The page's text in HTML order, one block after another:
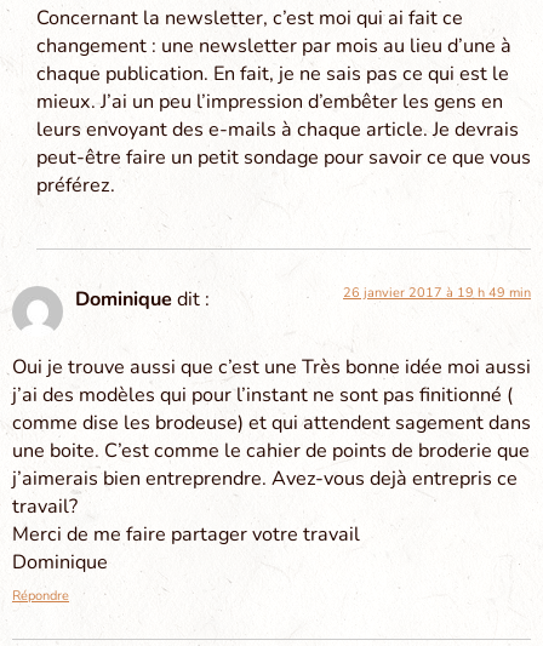
Concernant la newsletter, c’est moi qui ai fait ce
changement : une newsletter par mois au lieu d’une à
chaque publication. En fait, je ne sais pas ce qui est le
mieux. J’ai un peu l’impression d’embêter les gens en
leurs envoyant des e-mails à chaque article. Je devrais
peut-être faire un petit sondage pour savoir ce que vous
préférez.
Dominiquedit : 26 janvier 2017 à 19 h 49 min
Oui je trouve aussi que c’est une Très bonne idée moi aussi
j’ai des modèles qui pour l’instant ne sont pas finitionné (
comme dise les brodeuse) et qui attendent sagement dans
une boite. C’est comme le cahier de points de broderie que
j’aimerais bien entreprendre. Avez-vous dejà entrepris ce
travail?
Merci de me faire partager votre travail
Dominique
Répondre